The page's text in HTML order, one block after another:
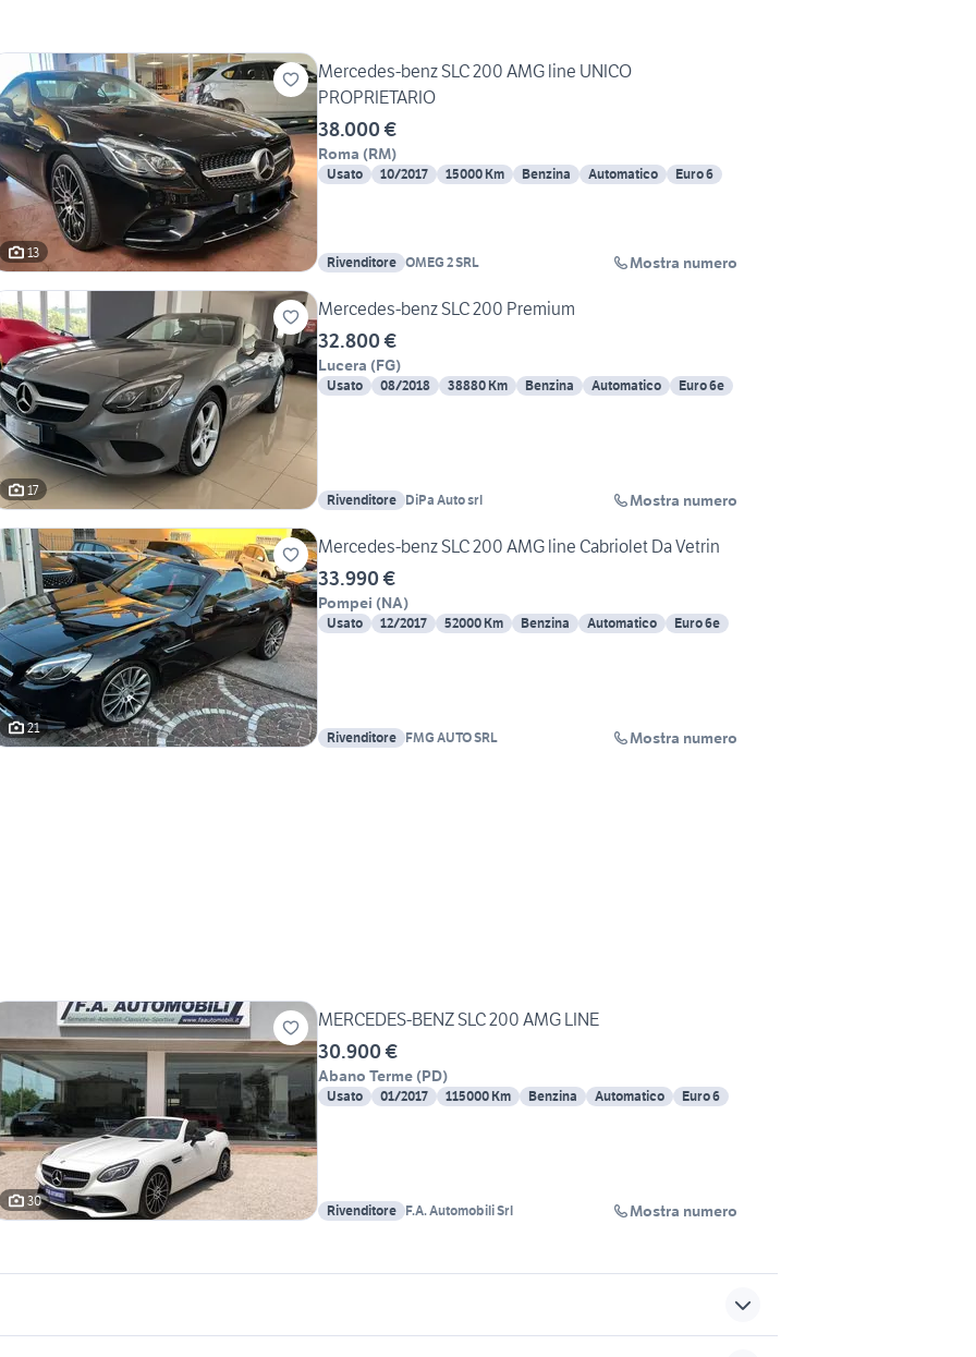
13
Mercedes-benz SLC 200 AMG line UNICO
PROPRIETARIO
38.000 €
Roma (RM)
Usato 10/2017 15000 Km Benzina Automatico Euro 6
Rivenditore OMEG 2 SRL Mostra numero
17
Mercedes-benz SLC 200 Premium
32.800 €
Lucera (FG)
Usato 08/2018 38880 Km Benzina Automatico Euro 6e
Rivenditore DiPa Auto srl Mostra numero
21
Mercedes-benz SLC 200 AMG line Cabriolet Da Vetrin
33.990 €
Pompei (NA)
Usato 12/2017 52000 Km Benzina Automatico Euro 6e
Rivenditore FMG AUTO SRL Mostra numero
30
MERCEDES-BENZ SLC 200 AMG LINE
30.900 €
Abano Terme (PD)
Usato 01/2017 115000 Km Benzina Automatico Euro 6
Rivenditore F.A. Automobili Srl Mostra numero